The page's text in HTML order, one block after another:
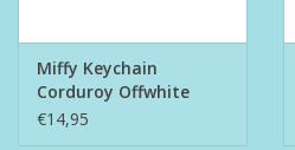
Miffy Keychain
Corduroy Offwhite
€14,95